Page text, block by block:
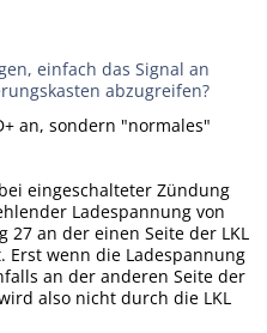
einfach das Signal an
abzugreifen?
an, sondern "normales"
eingeschalteter Zündung
Ladespannung von
27 an der einen Seite der LKL
wenn die Ladespannung
an der anderen Seite der
also nicht durch die LKL